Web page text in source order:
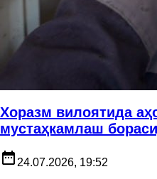
Хоразм вилоятида
мустаҳкамлаш
date_range 24.07.2026, 19:52